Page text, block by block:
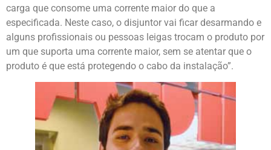
carga que consome uma corrente maior do que a
especificada. Neste caso, o disjuntor vai ficar desarmando e
alguns profissionais ou pessoas leigas trocam o produto por
um que suporta uma corrente maior, sem se atentar que o
produto é que está protegendo o cabo da instalação”.